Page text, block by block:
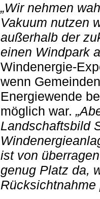
„Wir nehmen
Vakuum nutzen
außerhalb der
einen Windpark
Windenergie-
wenn
Energiewende
möglich war.
Landschaftsbild
ist von
genug Platz da,
Rücksichtnahme